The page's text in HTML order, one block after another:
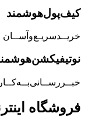
کیف‌پول‌هوشمند
خریــد‌سریـع‌و‌آســان
فروشگاه‌